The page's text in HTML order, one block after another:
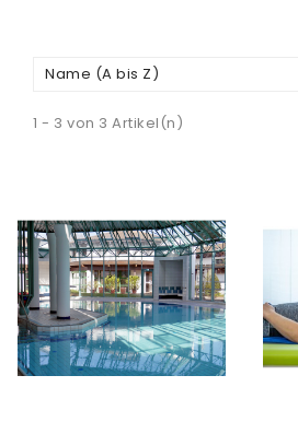
Name (A bis Z)
1 - 3 von 3 Artikel(n)